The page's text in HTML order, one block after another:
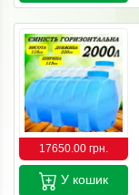
17650.00 грн.
У кошик